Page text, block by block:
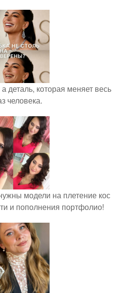
деталь, которая меняет весь
человека.
модели на плетение кос
и пополнения портфолио!